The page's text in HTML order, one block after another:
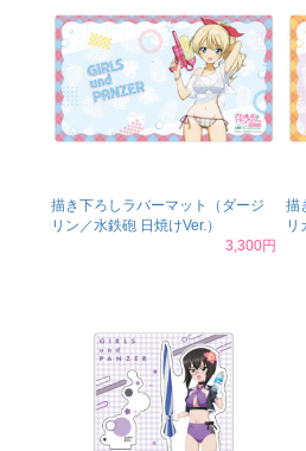
描き下ろしラバーマット（ダージ
リン／水鉄砲 日焼けVer.）
3,300円
描
リ